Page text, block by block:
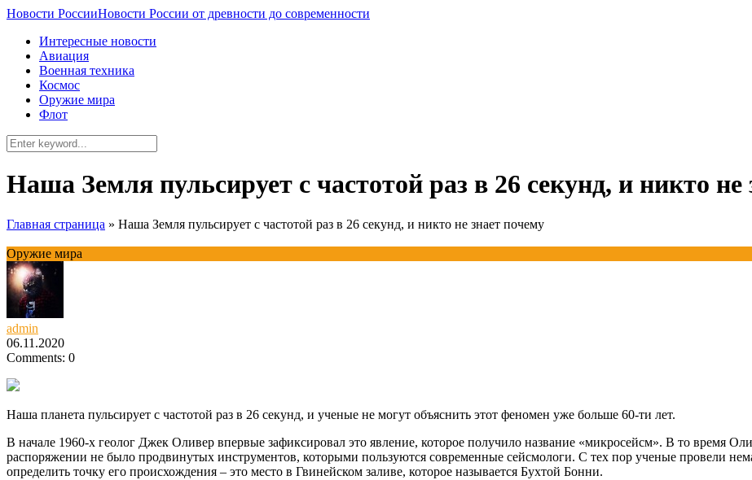
Новости РоссииНовости России от древности до современности
Интересные новости
Авиация
Военная техника
Космос
Оружие мира
Флот
Наша Земля пульсирует с частотой раз в 26 секунд, и никто не
Главная страница » Наша Земля пульсирует с частотой раз в 26 секунд, и никто не знает почему
Оружие мира
admin
06.11.2020
Comments: 0
Наша планета пульсирует с частотой раз в 26 секунд, и ученые не могут объяснить этот феномен уже больше 60-ти лет.
В начале 1960-х геолог Джек Оливер впервые зафиксировал это явление, которое получило название «микросейсм». В то время
распоряжении не было продвинутых инструментов, которыми пользуются современные сейсмологи. С тех пор ученые провели
определить точку его происхождения – это место в Гвинейском заливе, которое называется Бухтой Бонни.